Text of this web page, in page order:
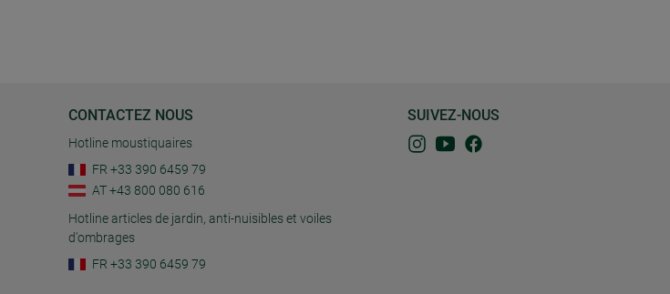
CONTACTEZ NOUS
Hotline moustiquaires
FR +33 390 6459 79
AT +43 800 080 616
Hotline articles de jardin, anti-nuisibles et voiles
d'ombrages
FR +33 390 6459 79
SUIVEZ-NOUS